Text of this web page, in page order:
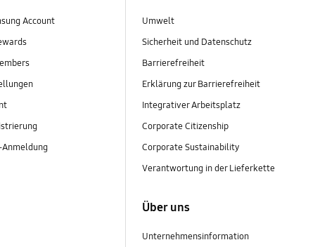
Account
Umwelt
Sicherheit und Datenschutz
Barrierefreiheit
Erklärung zur Barrierefreiheit
Integrativer Arbeitsplatz
Corporate Citizenship
Corporate Sustainability
Verantwortung in der Lieferkette
Über uns
Unternehmensinformation